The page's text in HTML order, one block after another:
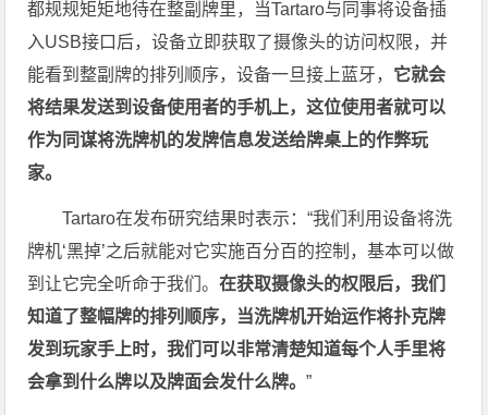
都规规矩矩地待在整副牌里，当Tartaro与同事将设备插
入USB接口后，设备立即获取了摄像头的访问权限，并
能看到整副牌的排列顺序，设备一旦接上蓝牙， 它就会
将结果发送到设备使用者的手机上，这位使用者就可以
作为同谋将洗牌机的发牌信息发送给牌桌上的作弊玩
家。
Tartaro在发布研究结果时表示：“我们利用设备将洗
牌机‘黑掉’之后就能对它实施百分百的控制，基本可以做
到让它完全听命于我们。在获取摄像头的权限后，我们
知道了整幅牌的排列顺序，当洗牌机开始运作将扑克牌
发到玩家手上时，我们可以非常清楚知道每个人手里将
会拿到什么牌以及牌面会发什么牌。”